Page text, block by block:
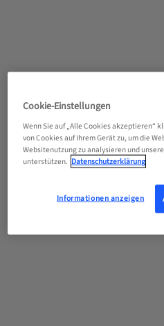
Cookie-Einstellungen
Wenn Sie auf „Alle Cookies akzeptieren“
von Cookies auf Ihrem Gerät zu, um die
Websitenutzung zu analysieren und
unterstützen. Datenschutzerklärung
Informationen anzeigen